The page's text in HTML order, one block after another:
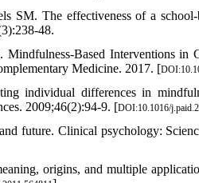
SM. The effectiveness of a
48.
Based Interventions in
Medicine. 2017. [
individual differences in
2009;46(2):94-9. [DOI:10.1016/
future. Clinical psychology:
origins, and multiple